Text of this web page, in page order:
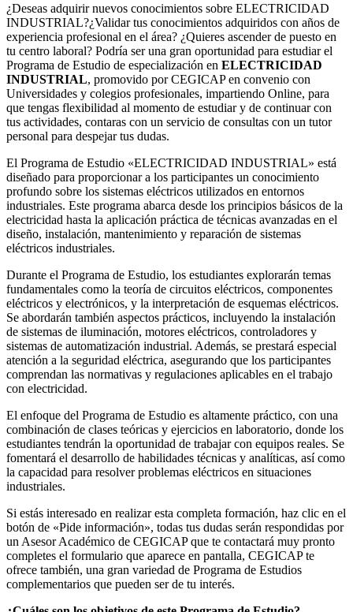
¿Deseas adquirir nuevos conocimientos sobre ELECTRICIDAD
INDUSTRIAL?¿Validar tus conocimientos adquiridos con años de
experiencia profesional en el área? ¿Quieres ascender de puesto en
tu centro laboral? Podría ser una gran oportunidad para estudiar el
Programa de Estudio de especialización en ELECTRICIDAD
INDUSTRIAL, promovido por CEGICAP en convenio con
Universidades y colegios profesionales, impartiendo Online, para
que tengas flexibilidad al momento de estudiar y de continuar con
tus actividades, contaras con un servicio de consultas con un tutor
personal para despejar tus dudas.
El Programa de Estudio «ELECTRICIDAD INDUSTRIAL» está
diseñado para proporcionar a los participantes un conocimiento
profundo sobre los sistemas eléctricos utilizados en entornos
industriales. Este programa abarca desde los principios básicos de la
electricidad hasta la aplicación práctica de técnicas avanzadas en el
diseño, instalación, mantenimiento y reparación de sistemas
eléctricos industriales.
Durante el Programa de Estudio, los estudiantes explorarán temas
fundamentales como la teoría de circuitos eléctricos, componentes
eléctricos y electrónicos, y la interpretación de esquemas eléctricos.
Se abordarán también aspectos prácticos, incluyendo la instalación
de sistemas de iluminación, motores eléctricos, controladores y
sistemas de automatización industrial. Además, se prestará especial
atención a la seguridad eléctrica, asegurando que los participantes
comprendan las normativas y regulaciones aplicables en el trabajo
con electricidad.
El enfoque del Programa de Estudio es altamente práctico, con una
combinación de clases teóricas y ejercicios en laboratorio, donde los
estudiantes tendrán la oportunidad de trabajar con equipos reales. Se
fomentará el desarrollo de habilidades técnicas y analíticas, así como
la capacidad para resolver problemas eléctricos en situaciones
industriales.
Si estás interesado en realizar esta completa formación, haz clic en el
botón de «Pide información», todas tus dudas serán respondidas por
un Asesor Académico de CEGICAP que te contactará muy pronto
completes el formulario que aparece en pantalla, CEGICAP te
ofrece también, una gran variedad de Programa de Estudios
complementarios que pueden ser de tu interés.